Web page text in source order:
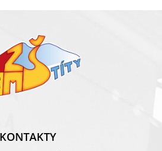
KONTAKTY